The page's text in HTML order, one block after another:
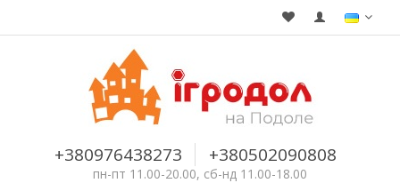
+380976438273 +380502090808
пн-пт 11.00-20.00, сб-нд 11.00-18.00